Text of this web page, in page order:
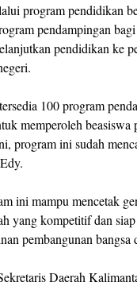
program pendidikan
pendampingan
pendidikan ke
100 program
memperoleh beasiswa
program ini sudah
ini mampu mencetak
yang kompetitif dan
pembangunan bangsa
Daerah